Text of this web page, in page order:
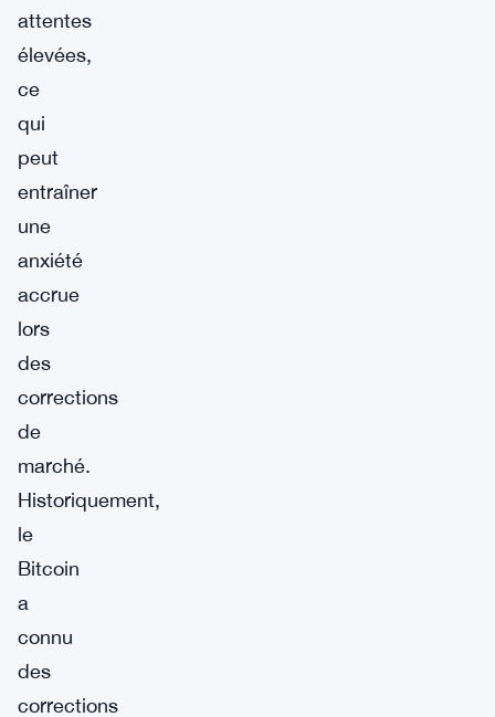
attentes
élevées,
ce
qui
peut
entraîner
une
anxiété
accrue
lors
des
corrections
de
marché.
Historiquement,
le
Bitcoin
a
connu
des
corrections